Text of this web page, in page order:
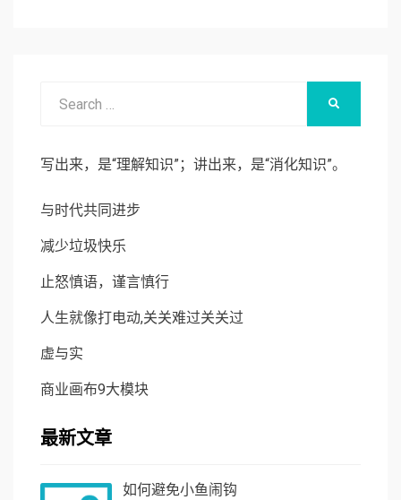
写出来，是“理解知识”；讲出来，是“消化知识”。
与时代共同进步
减少垃圾快乐
止怒慎语，谨言慎行
人生就像打电动,关关难过关关过
虚与实
商业画布9大模块
最新文章
如何避免小鱼闹钩